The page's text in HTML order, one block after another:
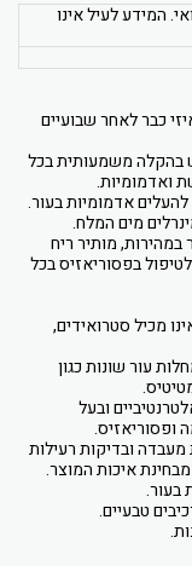
המידע לעיל אינו
כבר לאחר שבועיים
בהקלה משמעותית בכל
ואדמומיות.
אדמומיות בעור.
מים המלח.
מותיר ריח
בפסוריאזיס בכל
מכיל סטרואידים,
עור שונות כגון
ובעל
ופסוריאזיס.
ובדיקות רעילות
איכות המוצר.
בעור.